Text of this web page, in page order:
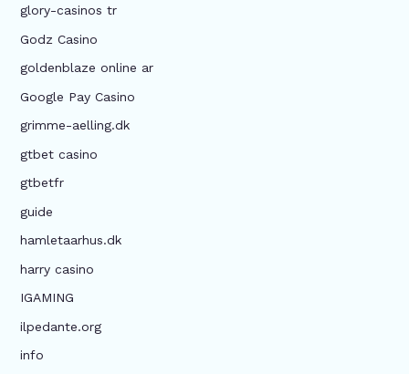
glory-casinos tr
Godz Casino
goldenblaze online ar
Google Pay Casino
grimme-aelling.dk
gtbet casino
gtbetfr
guide
hamletaarhus.dk
harry casino
IGAMING
ilpedante.org
info